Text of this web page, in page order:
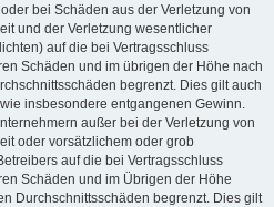
bei Schäden aus der Verletzung von
und der Verletzung wesentlicher
auf die bei Vertragsschluss
Schäden und im übrigen der Höhe nach
begrenzt. Dies gilt auch
insbesondere entgangenen Gewinn.
außer bei der Verletzung von
oder vorsätzlichem oder grob
auf die bei Vertragsschluss
Schäden und im Übrigen der Höhe
Durchschnittsschäden begrenzt. Dies gilt